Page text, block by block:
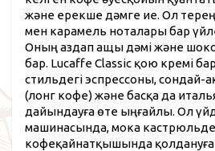
және ерекше дәмге ие. Ол терең
мен карамель ноталары бар
Оның аздап ащы дәмі және
бар. Lucaffe Classic қою кремі
стильдегі эспрессоны, сондай-
(лонг кофе) және басқа да
дайындауға өте ыңғайлы. Ол
машинасында, мока кастрюльде
кофеқайнатқышында